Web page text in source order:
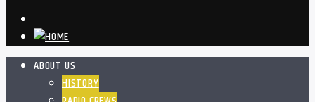
ABOUT US
HISTORY